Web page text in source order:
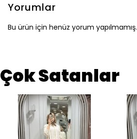
Yorumlar
Bu ürün için henüz yorum yapılmamış.
Çok Satanlar